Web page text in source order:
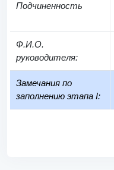
Подчиненность
Ф.И.О.
руководителя:
Замечания по
заполнению этапа I: